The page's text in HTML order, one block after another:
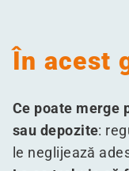
În acest
Ce poate merge
sau depozite:
le neglijează